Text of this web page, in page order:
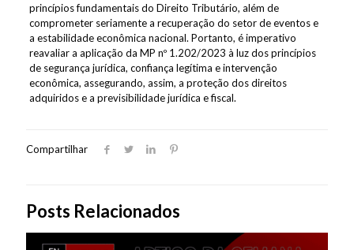
princípios fundamentais do Direito Tributário, além de
comprometer seriamente a recuperação do setor de eventos e
a estabilidade econômica nacional. Portanto, é imperativo
reavaliar a aplicação da MP nº 1.202/2023 à luz dos princípios
de segurança jurídica, confiança legítima e intervenção
econômica, assegurando, assim, a proteção dos direitos
adquiridos e a previsibilidade jurídica e fiscal.
Compartilhar
Posts Relacionados